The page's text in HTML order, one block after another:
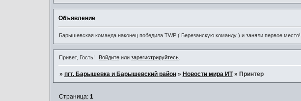
Объявление
Барышевская команда наконец победила TWP ( Березанскую команду ) и заняли первое
Привет, Гость! Войдите илизарегистрируйтесь
» пгт. Барышевка и Барышевский район » Новости мира ИТ » Принтер
Страница: 1